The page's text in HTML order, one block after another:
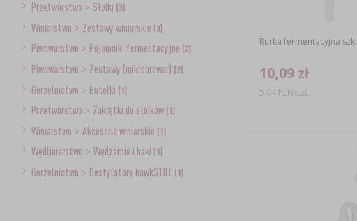
Przetwórstwo > Słoiki (3)
Winiarstwo > Zestawy winiarskie (3)
Piwowarstwo > Pojemniki fermentacyjne (2)
Piwowarstwo > Zestawy (mikrobrowar) (2)
Gorzelnictwo > Butelki (1)
Przetwórstwo > Zakrętki do słoików (1)
Winiarstwo > Akcesoria winiarskie (1)
Wędliniarstwo > Wędzarnie i haki (1)
Gorzelnictwo > Destylatory hawkSTILL (1)
Rurka fermentacyjna
10,09 zł
5,04 PLN/szt.